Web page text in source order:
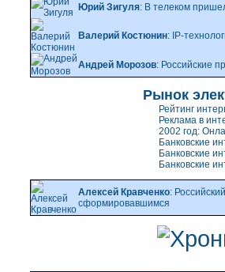
Юрий Зигуля: В телеком
Валерий Костюнин: IP-
Андрей Морозов: Российские
Рынок
Рейтинг
Реклама в
2002 год:
Банковские
Банковские
Банковские
Алексей Кравченко:
сформировавшимся